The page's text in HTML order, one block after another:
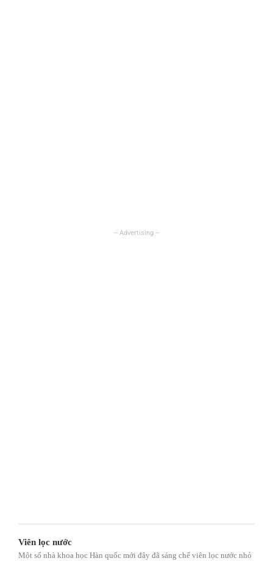
Viên lọc nước
Một số nhà khoa học Hàn quốc mới đây đã sáng chế viên lọc nước nhỏ